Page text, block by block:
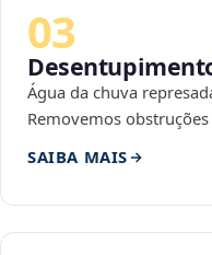
03
Água da chuva
Removemos
SAIBA MAIS